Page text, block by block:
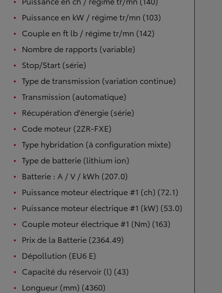
Puissance en kW / régime tr/mn (103)
Couple en ft lb / régime tr/mn (142)
Nombre de rapports (variable)
Stop/Start (série)
Type de transmission (variation continue)
Transmission (automatique)
Récupération d'énergie (série)
Code moteur (2ZR-FXE)
Type hybridation (à configuration mixte)
Type de batterie (lithium ion)
Batterie : A / V / kWh (207.0)
Puissance moteur électrique #1 (ch) (72.1)
Puissance moteur électrique #1 (kW) (53.0)
Couple moteur électrique #1 (Nm) (163)
Prix de la Batterie (2364.49)
Dépollution (EU6 E)
Capacité du réservoir (l) (43)
Longueur (mm) (4360)